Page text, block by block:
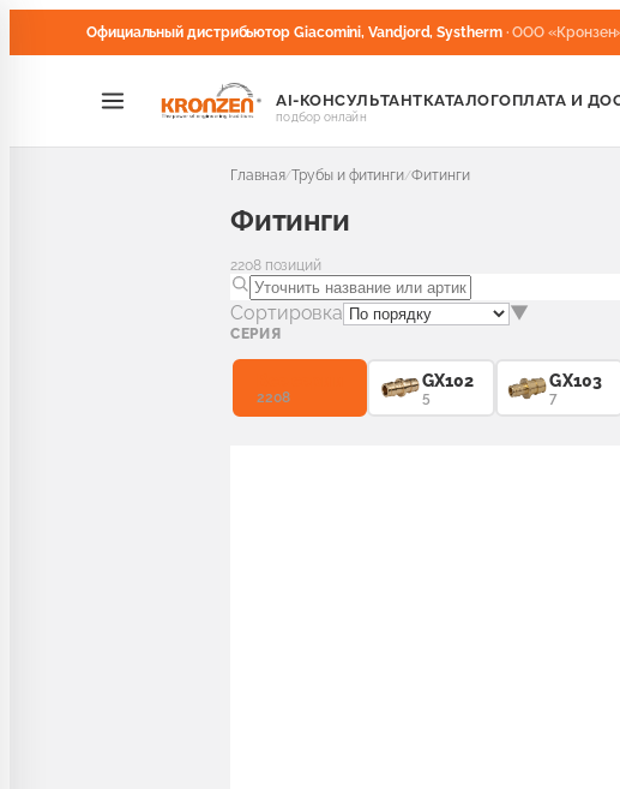
Официальный дистрибьютор Giacomini, Vandjord, Systherm · ООО
AI-КОНСУЛЬТАНТ
подбор онлайн
КАТАЛОГОПЛАТА И
Главная/Трубы и фитинги/Фитинги
Фитинги
2208позиций
Сортировка ▼
СЕРИЯ
2208
GX102
5
GX103
7